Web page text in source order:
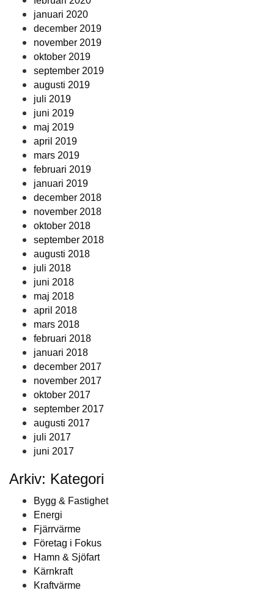
januari 2020
december 2019
november 2019
oktober 2019
september 2019
augusti 2019
juli 2019
juni 2019
maj 2019
april 2019
mars 2019
februari 2019
januari 2019
december 2018
november 2018
oktober 2018
september 2018
augusti 2018
juli 2018
juni 2018
maj 2018
april 2018
mars 2018
februari 2018
januari 2018
december 2017
november 2017
oktober 2017
september 2017
augusti 2017
juli 2017
juni 2017
Arkiv: Kategori
Bygg & Fastighet
Energi
Fjärrvärme
Företag i Fokus
Hamn & Sjöfart
Kärnkraft
Kraftvärme